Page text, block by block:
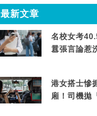
最新文章
名校女考
囂張言論惹
港女搭士慘
廂！司機拋